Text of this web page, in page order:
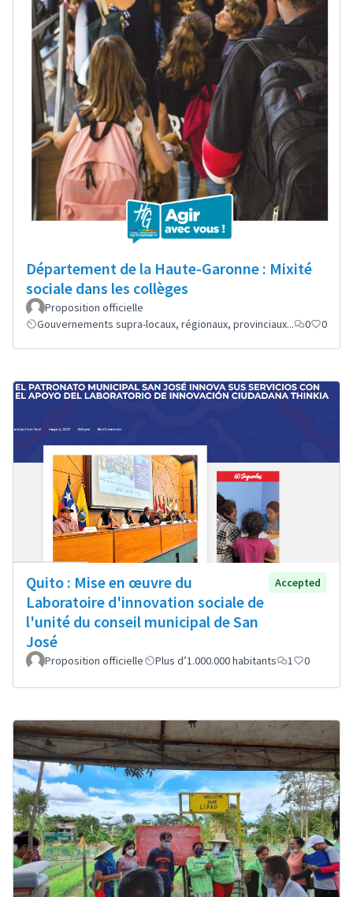
Département de la Haute-Garonne : Mixité
sociale dans les collèges
Proposition officielle
Gouvernements supra-locaux, régionaux, provinciaux...
0 0
Quito : Mise en œuvre du
Laboratoire d'innovation sociale de
l'unité du conseil municipal de San
José
Accepted
Proposition officielle Plus d’1.000.000 habitants 1 0